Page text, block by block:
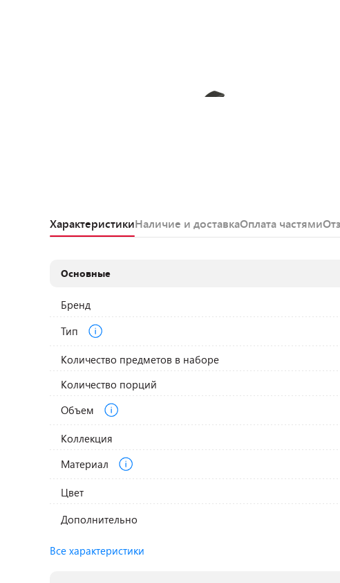
ХарактеристикиНаличие и доставкаОплата частями
Основные
Бренд
Тип
Количество предметов в наборе
Количество порций
Объем
Коллекция
Материал
Цвет
Дополнительно
Все характеристики